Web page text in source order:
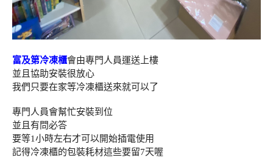
富及第冷凍櫃會由專門人員運送上樓
並且協助安裝很放心
我們只要在家等冷凍櫃送來就可以了
專門人員會幫忙安裝到位
並且有問必答
要等1小時左右才可以開始插電使用
記得冷凍櫃的包裝耗材這些要留7天喔